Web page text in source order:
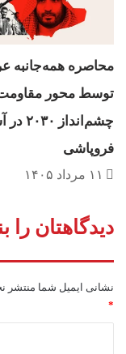
محاصره همه‌جانبه
توسط محور
چشم‌انداز
فروپاشی
۱۱ مرداد ۱۴۰۵
دیدگاهتان را
نشانی ایمیل شما منتشر
*